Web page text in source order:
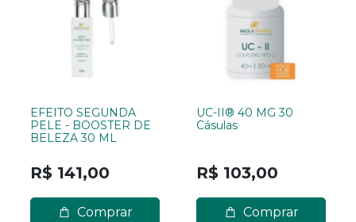
EFEITO SEGUNDA
PELE - BOOSTER DE
BELEZA 30 ML
R$ 141,00
Comprar
UC-II® 40 MG 30
Cásulas
R$ 103,00
Comprar